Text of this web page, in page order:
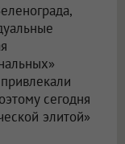
сегодня
элитой»